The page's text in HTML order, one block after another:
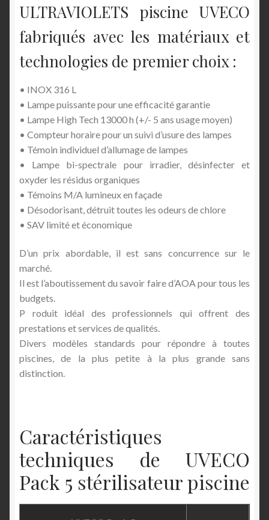
ULTRAVIOLETS piscine UVECO
fabriqués avec les matériaux et
technologies de premier choix :
• INOX 316 L
• Lampe puissante pour une efficacité garantie
• Lampe High Tech 13000 h (+/- 5 ans usage moyen)
• Compteur horaire pour un suivi d’usure des lampes
• Témoin individuel d’allumage de lampes
• Lampe bi-spectrale pour irradier, désinfecter et
oxyder les résidus organiques
• Témoins M/A lumineux en façade
• Désodorisant, détruit toutes les odeurs de chlore
• SAV limité et économique
D’un prix abordable, il est sans concurrence sur le
marché.
Il est l’aboutissement du savoir faire d’AOA pour tous les
budgets.
P roduit idéal des professionnels qui offrent des
prestations et services de qualités.
Divers modèles standards pour répondre à toutes
piscines, de la plus petite à la plus grande sans
distinction.
Caractéristiques
techniques de UVECO
Pack 5 stérilisateur piscine